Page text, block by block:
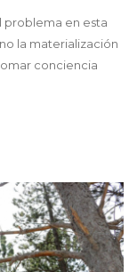
problema en esta
la materialización
conciencia